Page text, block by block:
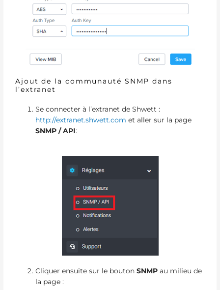
Ajout de la communauté SNMP dans
l’extranet
Se connecter à l’extranet de Shwett :
http://extranet.shwett.com et aller sur la page
SNMP / API:
Cliquer ensuite sur le boutonSNMP au milieu de
la page :